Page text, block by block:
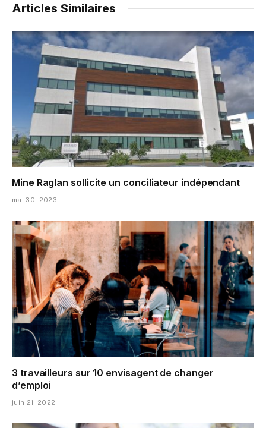
Articles Similaires
Mine Raglan sollicite un conciliateur indépendant
mai 30, 2023
3 travailleurs sur 10 envisagent de changer
d’emploi
juin 21, 2022